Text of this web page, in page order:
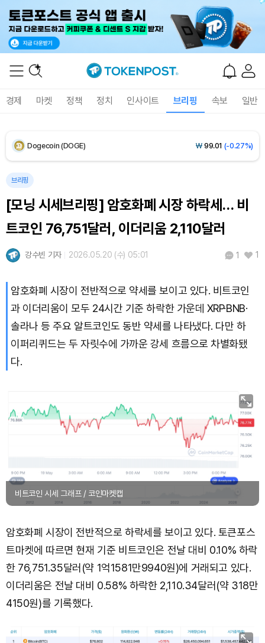
경제 마켓 정책 정치 인사이트 브리핑 속보 일반
XRP (XRP) ₩1,463(-0.19%)
Dogecoin (DOGE) ₩ 99.01 (-0.27%)
Bitcoin (BTC)
브리핑
[모닝 시세브리핑] 암호화폐 시장 하락세… 비
트코인 76,751달러, 이더리움 2,110달러
강수빈 기자 2026.05.20 (수) 05:01 1 1
암호화폐 시장이 전반적으로 약세를 보이고 있다. 비트코인
과 이더리움이 모두 24시간 기준 하락한 가운데 XRP·BNB·
솔라나 등 주요 알트코인도 동반 약세를 나타냈다. 다만 하
이퍼리퀴드는 두 자릿수에 가까운 강세 흐름으로 차별화됐
다.
비트코인 시세 그래프 / 코인마켓캡
암호화폐 시장이 전반적으로 하락세를 보이고 있다. 토큰포스
트마켓에 따르면 현재 기준 비트코인은 전날 대비 0.10% 하락
한 76,751.35달러(약 1억1581만9940원)에 거래되고 있다.
이더리움은 전날 대비 0.58% 하락한 2,110.34달러(약 318만
4150원)를 기록했다.